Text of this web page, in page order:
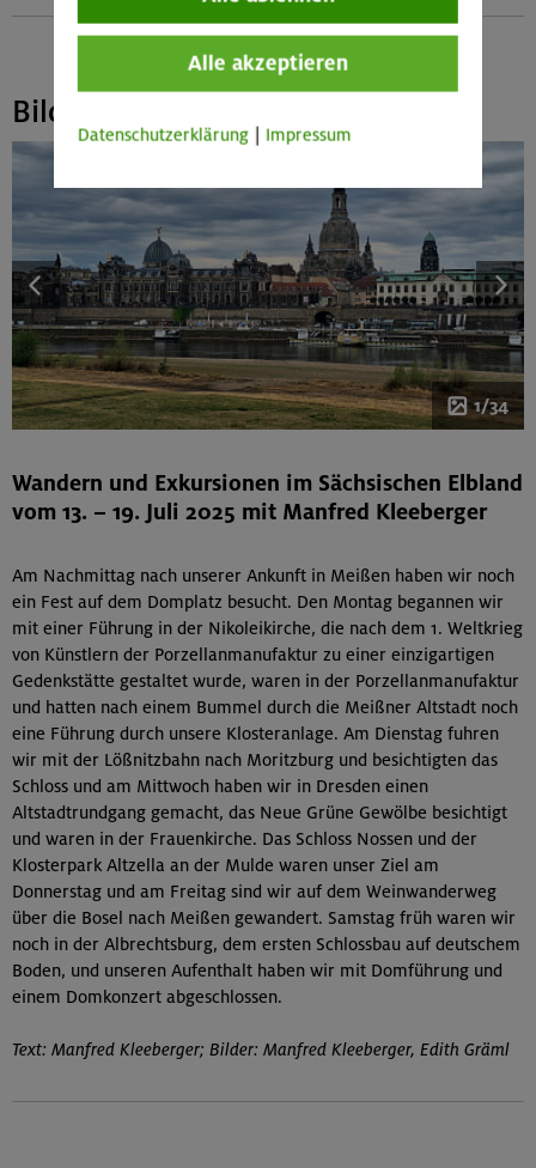
Bildergalerie
1/34
Wandern und Exkursionen im Sächsischen Elbland
vom 13. – 19. Juli 2025 mit Manfred Kleeberger
Am Nachmittag nach unserer Ankunft in Meißen haben wir noch
ein Fest auf dem Domplatz besucht. Den Montag begannen wir
mit einer Führung in der Nikoleikirche, die nach dem 1. Weltkrieg
von Künstlern der Porzellanmanufaktur zu einer einzigartigen
Gedenkstätte gestaltet wurde, waren in der Porzellanmanufaktur
und hatten nach einem Bummel durch die Meißner Altstadt noch
eine Führung durch unsere Klosteranlage. Am Dienstag fuhren
wir mit der Lößnitzbahn nach Moritzburg und besichtigten das
Schloss und am Mittwoch haben wir in Dresden einen
Altstadtrundgang gemacht, das Neue Grüne Gewölbe besichtigt
und waren in der Frauenkirche. Das Schloss Nossen und der
Klosterpark Altzella an der Mulde waren unser Ziel am
Donnerstag und am Freitag sind wir auf dem Weinwanderweg
über die Bosel nach Meißen gewandert. Samstag früh waren wir
noch in der Albrechtsburg, dem ersten Schlossbau auf deutschem
Boden, und unseren Aufenthalt haben wir mit Domführung und
einem Domkonzert abgeschlossen.
Text: Manfred Kleeberger; Bilder: Manfred Kleeberger, Edith Gräml
Alle akzeptieren
Datenschutzerklärung Impressum